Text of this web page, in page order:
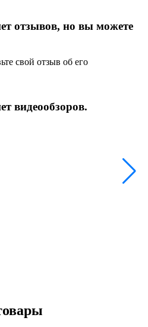
отзывов, но вы можете
свой отзыв об его
видеообзоров.